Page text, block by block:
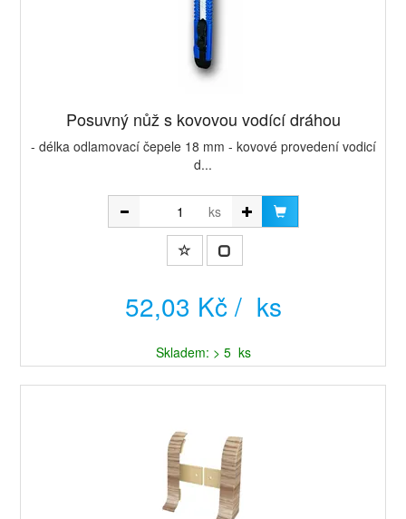
Posuvný nůž s kovovou vodící dráhou
- délka odlamovací čepele 18 mm - kovové provedení vodicí
d...
ks
52,03 Kč / ks
Skladem: > 5 ks